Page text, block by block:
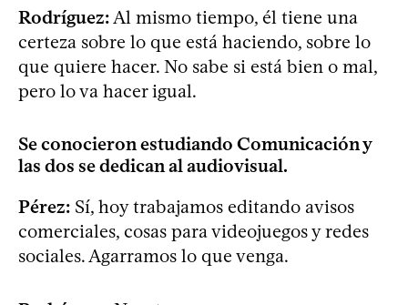
Rodríguez: Al mismo tiempo, él tiene una
certeza sobre lo que está haciendo, sobre lo
que quiere hacer. No sabe si está bien o mal,
pero lo va hacer igual.
Se conocieron estudiando Comunicación y
las dos se dedican al audiovisual.
Pérez: Sí, hoy trabajamos editando avisos
comerciales, cosas para videojuegos y redes
sociales. Agarramos lo que venga.